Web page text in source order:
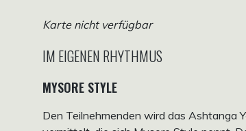
Karte nicht verfügbar
IM EIGENEN RHYTHMUS
MYSORE STYLE
Den Teilnehmenden wird das Ashtanga